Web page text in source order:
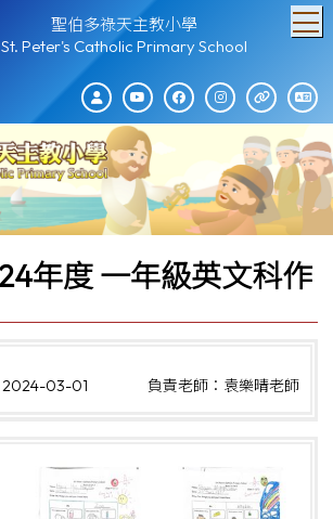
聖伯多祿天主教小學
St. Peter's Catholic Primary School
2024-03-01 負責老師：袁樂晴老師